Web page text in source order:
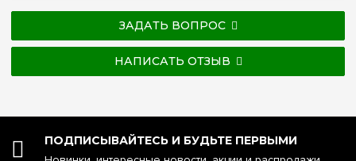
ЗАДАТЬ ВОПРОС
НАПИСАТЬ ОТЗЫВ
ПОДПИСЫВАЙТЕСЬ И БУДЬТЕ ПЕРВЫМИ